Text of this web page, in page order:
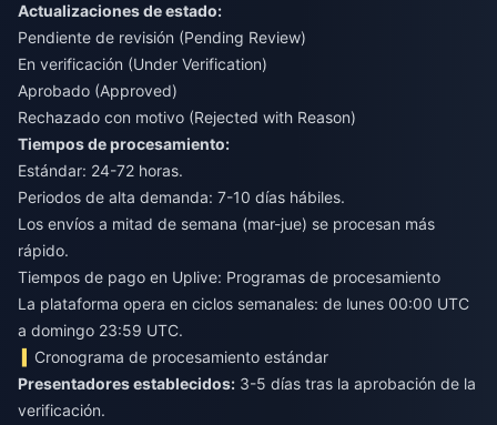
Actualizaciones de estado:
Pendiente de revisión (Pending Review)
En verificación (Under Verification)
Aprobado (Approved)
Rechazado con motivo (Rejected with Reason)
Tiempos de procesamiento:
Estándar: 24-72 horas.
Periodos de alta demanda: 7-10 días hábiles.
Los envíos a mitad de semana (mar-jue) se procesan más
rápido.
Tiempos de pago en Uplive: Programas de procesamiento
La plataforma opera en ciclos semanales: de lunes 00:00 UTC
a domingo 23:59 UTC.
Cronograma de procesamiento estándar
Presentadores establecidos: 3-5 días tras la aprobación de la